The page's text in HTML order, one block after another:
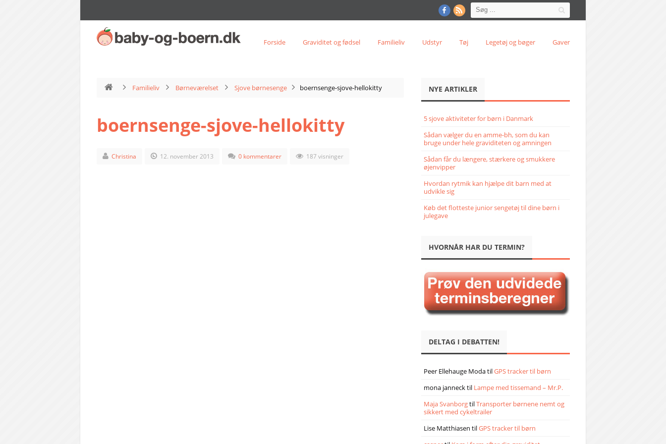
Forside Graviditet og fødsel Familieliv Udstyr Tøj Legetøj og bøger Gaver
Familieliv Børneværelset Sjove børnesenge boernsenge-sjove-hellokitty
boernsenge-sjove-hellokitty
Christina 12. november 2013 0 kommentarer 187 visninger
NYE ARTIKLER
5 sjove aktiviteter for børn i Danmark
Sådan vælger du en amme-bh, som du kan
bruge under hele graviditeten og amningen
Sådan får du længere, stærkere og smukkere
øjenvipper
Hvordan rytmik kan hjælpe dit barn med at
udvikle sig
Køb det flotteste junior sengetøj til dine børn i
julegave
HVORNÅR HAR DU TERMIN?
DELTAG I DEBATTEN!
Peer Ellehauge ModatilGPS tracker til børn
mona jannecktil Lampe med tissemand – Mr.P.
Maja SvanborgtilTransporter børnene nemt og
sikkert med cykeltrailer
Lise Matthiasen tilGPS tracker til børn